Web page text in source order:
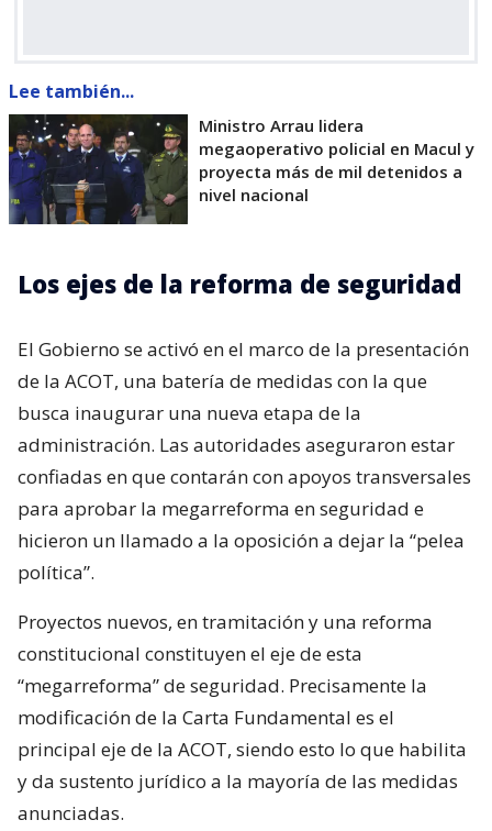
Lee también...
Ministro Arrau lidera
megaoperativo policial en Macul y
proyecta más de mil detenidos a
nivel nacional
Los ejes de la reforma de seguridad
El Gobierno se activó en el marco de la presentación
de la ACOT, una batería de medidas con la que
busca inaugurar una nueva etapa de la
administración. Las autoridades aseguraron estar
confiadas en que contarán con apoyos transversales
para aprobar la megarreforma en seguridad e
hicieron un llamado a la oposición a dejar la “pelea
política”.
Proyectos nuevos, en tramitación y una reforma
constitucional constituyen el eje de esta
“megarreforma” de seguridad. Precisamente la
modificación de la Carta Fundamental es el
principal eje de la ACOT, siendo esto lo que habilita
y da sustento jurídico a la mayoría de las medidas
anunciadas.